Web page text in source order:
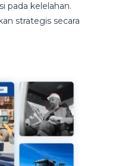
pada kelelahan.
strategis secara